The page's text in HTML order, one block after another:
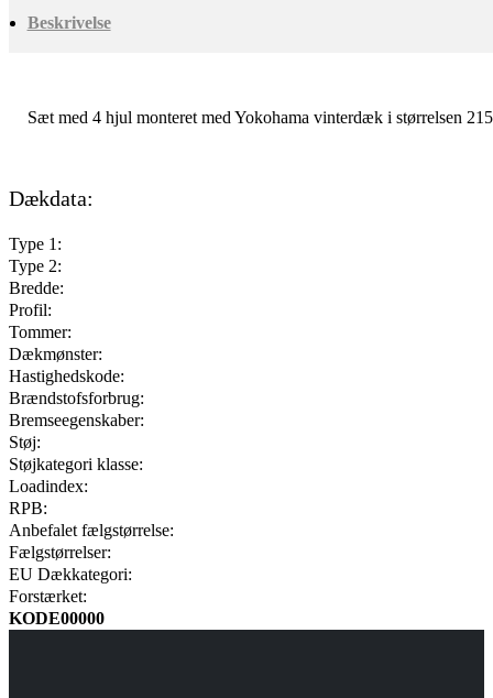
Beskrivelse
Sæt med 4 hjul monteret med Yokohama vinterdæk i størrelsen
Dækdata:
Type 1:
Type 2:
Bredde:
Profil:
Tommer:
Dækmønster:
Hastighedskode:
Brændstofsforbrug:
Bremseegenskaber:
Støj:
Støjkategori klasse:
Loadindex:
RPB:
Anbefalet fælgstørrelse:
Fælgstørrelser:
EU Dækkategori:
Forstærket:
KODE00000